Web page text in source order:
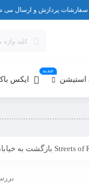
می شود. برای دریافت پشتیبانی یا
استیشن
جدید
ایکس